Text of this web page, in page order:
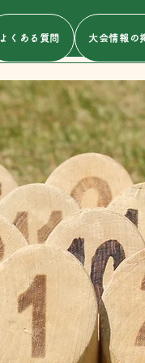
よくある質問 大会情報の